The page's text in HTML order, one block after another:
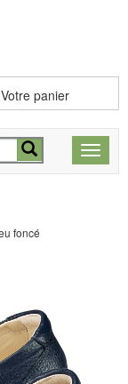
Votre panier
Toggle
foncé